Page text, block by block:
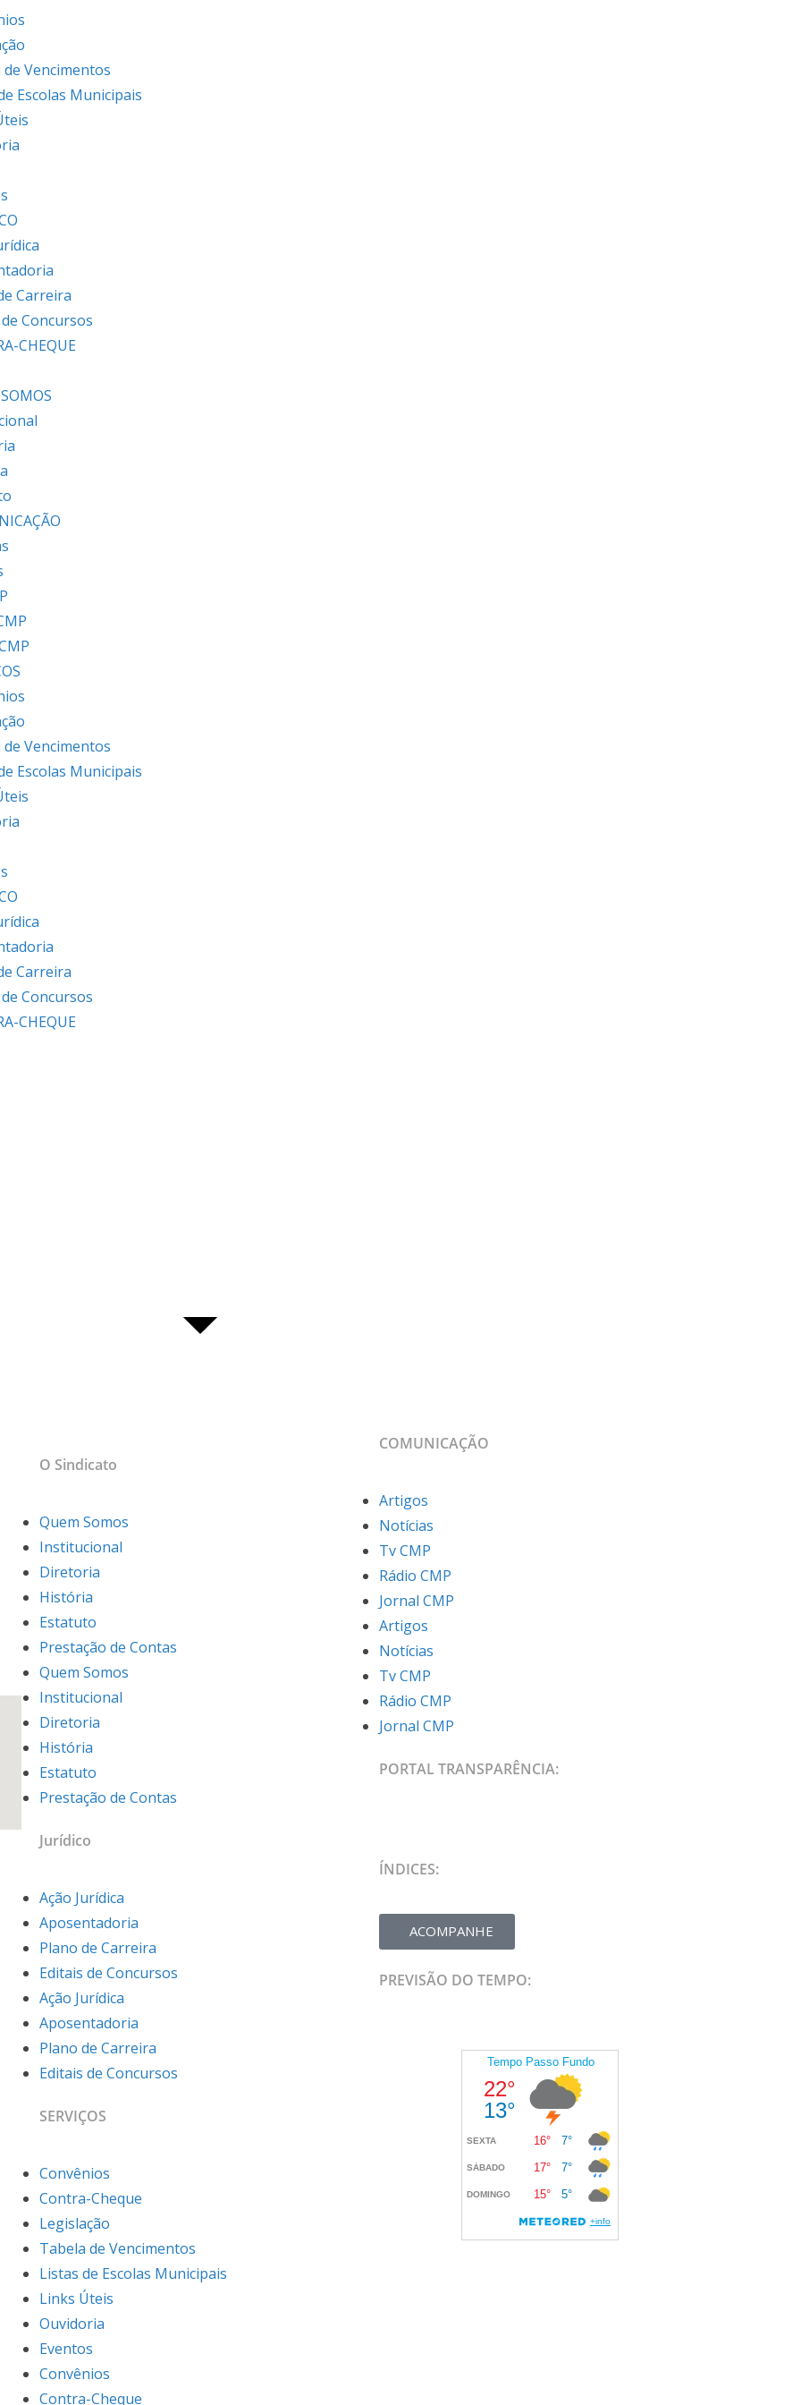
de Vencimentos
Escolas Municipais
Carreira
Concursos
CHEQUE
de Vencimentos
Escolas Municipais
Carreira
Concursos
CHEQUE
O Sindicato
Quem Somos
Institucional
Diretoria
História
Estatuto
Prestação de Contas
Quem Somos
Institucional
Diretoria
História
Estatuto
Prestação de Contas
Jurídico
Ação Jurídica
Aposentadoria
Plano de Carreira
Editais de Concursos
Ação Jurídica
Aposentadoria
Plano de Carreira
Editais de Concursos
SERVIÇOS
Convênios
Contra-Cheque
Legislação
Tabela de Vencimentos
Listas de Escolas Municipais
Links Úteis
Ouvidoria
Eventos
Convênios
Contra-Cheque
COMUNICAÇÃO
Artigos
Notícias
Tv CMP
Rádio CMP
Jornal CMP
Artigos
Notícias
Tv CMP
Rádio CMP
Jornal CMP
PORTAL TRANSPARÊNCIA:
ÍNDICES:
ACOMPANHE
PREVISÃO DO TEMPO: